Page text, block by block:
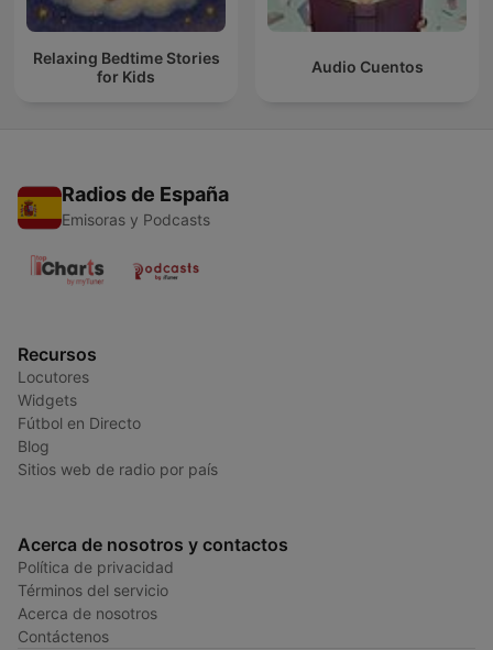
Relaxing Bedtime Stories
for Kids
Audio Cuentos
Radios de España
Emisoras y Podcasts
Recursos
Locutores
Widgets
Fútbol en Directo
Blog
Sitios web de radio por país
Acerca de nosotros y contactos
Política de privacidad
Términos del servicio
Acerca de nosotros
Contáctenos